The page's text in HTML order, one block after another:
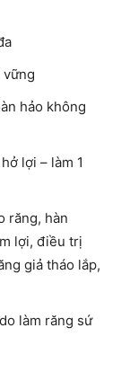
vững
hảo không
lợi – làm 1
răng, hàn
lợi, điều trị
giả tháo lắp,
làm răng sứ